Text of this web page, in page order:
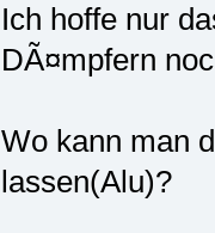
Ich hoffe nur
DÃ¤mpfern
Wo kann man
lassen(Alu)?